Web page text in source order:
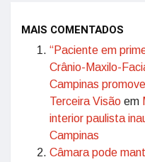
MAIS COMENTADOS
“Paciente em
Crânio-Maxilo-
Campinas
Terceira Visão em
interior paulista
Campinas
Câmara pode